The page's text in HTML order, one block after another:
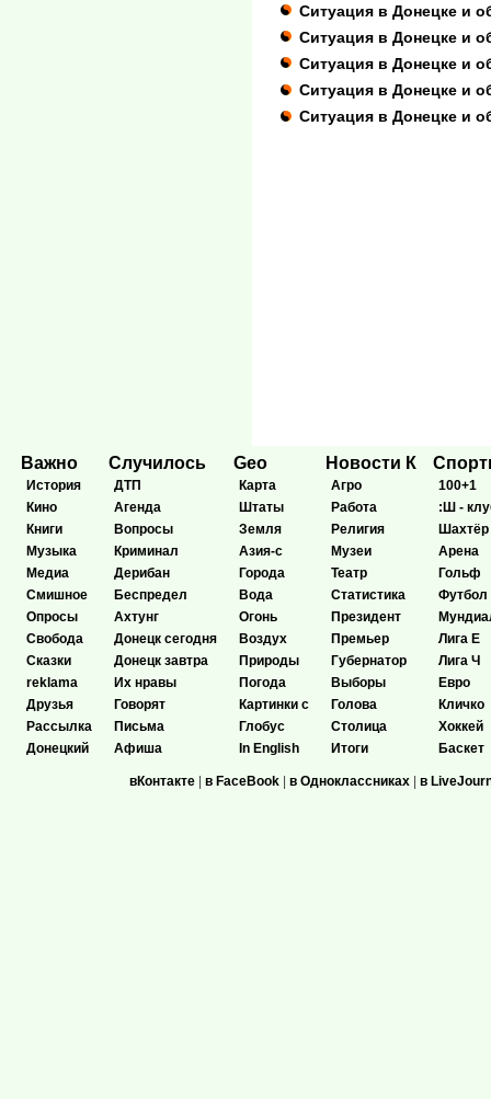
Ситуация в Донецке и
Ситуация в Донецке и
Ситуация в Донецке и
Ситуация в Донецке и
Ситуация в Донецке и
Важно
История
Кино
Книги
Музыка
Медиа
Смишное
Опросы
Свобода
Сказки
reklama
Друзья
Рассылка
Донецкий
Случилось
ДТП
Агенда
Вопросы
Криминал
Дерибан
Беспредел
Ахтунг
Донецк сегодня
Донецк завтра
Их нравы
Говорят
Письма
Афиша
Geo
Карта
Штаты
Земля
Азия-с
Города
Вода
Огонь
Воздух
Природы
Погода
Картинки с
Глобус
In English
Новости К
Агро
Работа
Религия
Музеи
Театр
Статистика
Президент
Премьер
Губернатор
Выборы
Голова
Столица
Итоги
100+1
:Ш -
Шахтёр
Арена
Гольф
Футбол
Лига Е
Лига Ч
Евро
Кличко
Хоккей
Баскет
вКонтакте | в FaceBook | в Одноклассниках | в